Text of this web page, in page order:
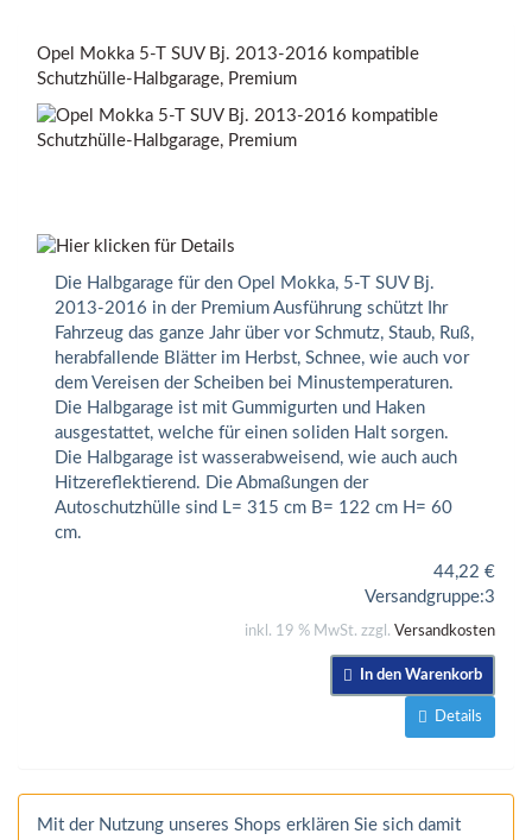
Opel Mokka 5-T SUV Bj. 2013-2016 kompatible
Schutzhülle-Halbgarage, Premium
Die Halbgarage für den Opel Mokka, 5-T SUV Bj.
2013-2016 in der Premium Ausführung schützt Ihr
Fahrzeug das ganze Jahr über vor Schmutz, Staub, Ruß,
herabfallende Blätter im Herbst, Schnee, wie auch vor
dem Vereisen der Scheiben bei Minustemperaturen.
Die Halbgarage ist mit Gummigurten und Haken
ausgestattet, welche für einen soliden Halt sorgen.
Die Halbgarage ist wasserabweisend, wie auch auch
Hitzereflektierend. Die Abmaßungen der
Autoschutzhülle sind L= 315 cm B= 122 cm H= 60
cm.
44,22 €
Versandgruppe:3
inkl. 19 % MwSt. zzgl. Versandkosten
In den Warenkorb
Details
Mit der Nutzung unseres Shops erklären Sie sich damit